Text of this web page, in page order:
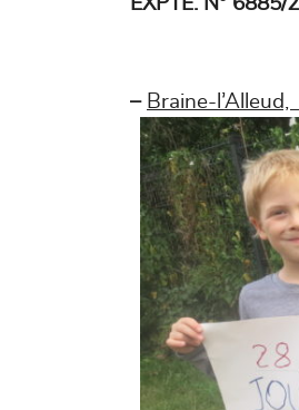
– Braine-l’Alleud,